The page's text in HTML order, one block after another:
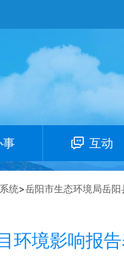
事 互动
统>岳阳市生态环境局岳阳
环境影响报